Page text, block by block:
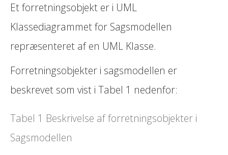
Et forretningsobjekt er i UML
Klassediagrammet for Sagsmodellen
repræsenteret af en UML Klasse.
Forretningsobjekter i sagsmodellen er
beskrevet som vist i Tabel 1 nedenfor:
Tabel 1 Beskrivelse af forretningsobjekter i
Sagsmodellen